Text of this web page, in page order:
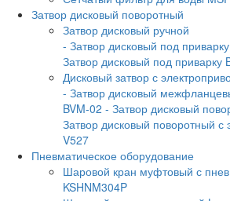
Затвор дисковый поворотный
Затвор дисковый ручной
- Затвор дисковый под
Затвор дисковый под приварку
Дисковый затвор с
- Затвор дисковый
BVM-02 - Затвор дисковый
Затвор дисковый поворотный с
V527
Пневматическое оборудование
Шаровой кран муфтовый с
KSHNM304P